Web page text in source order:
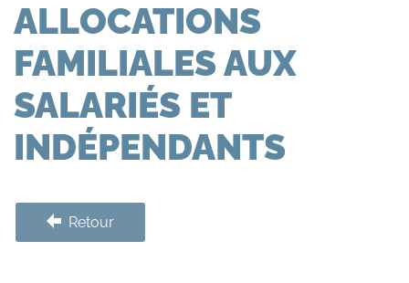
ALLOCATIONS
FAMILIALES AUX
SALARIÉS ET
INDÉPENDANTS
Retour